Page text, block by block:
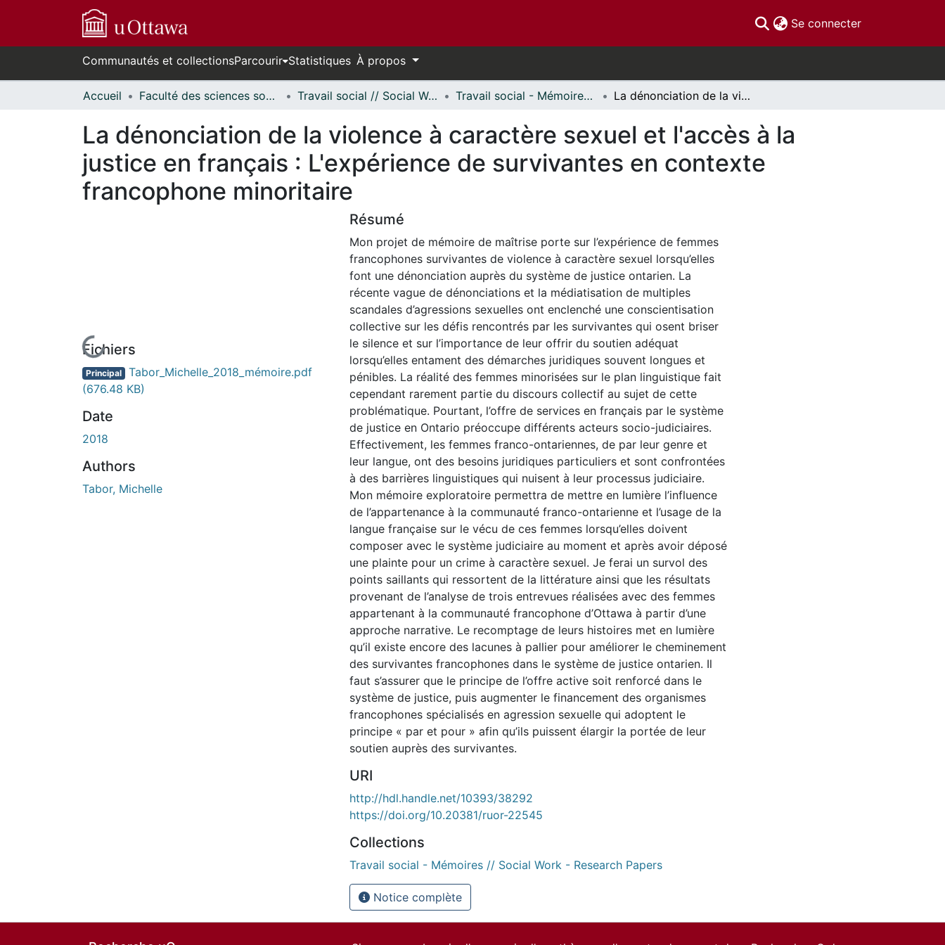
Se connecter(current)
Communautés et collectionsParcourir Statistiques À propos
Accueil Faculté des sciences sociales // Faculty of Social Sciences Travail social // Social Work Travail social - Mémoires // Social Work - Research Papers La dénonciation de la violence à caractère sexuel et l'accès à la justice en français : L'expérience de survivantes en contexte francophone minoritaire
La dénonciation de la violence à caractère sexuel et l'accès à la
justice en français : L'expérience de survivantes en contexte
francophone minoritaire
En cours de chargement...
Fichiers
Principal Tabor_Michelle_2018_mémoire.pdf
(676.48 KB)
Date
2018
Authors
Tabor, Michelle
Résumé
Mon projet de mémoire de maîtrise porte sur l’expérience de femmes
francophones survivantes de violence à caractère sexuel lorsqu’elles
font une dénonciation auprès du système de justice ontarien. La
récente vague de dénonciations et la médiatisation de multiples
scandales d’agressions sexuelles ont enclenché une conscientisation
collective sur les défis rencontrés par les survivantes qui osent briser
le silence et sur l’importance de leur offrir du soutien adéquat
lorsqu’elles entament des démarches juridiques souvent longues et
pénibles. La réalité des femmes minorisées sur le plan linguistique fait
cependant rarement partie du discours collectif au sujet de cette
problématique. Pourtant, l’offre de services en français par le système
de justice en Ontario préoccupe différents acteurs socio-judiciaires.
Effectivement, les femmes franco-ontariennes, de par leur genre et
leur langue, ont des besoins juridiques particuliers et sont confrontées
à des barrières linguistiques qui nuisent à leur processus judiciaire.
Mon mémoire exploratoire permettra de mettre en lumière l’influence
de l’appartenance à la communauté franco-ontarienne et l’usage de la
langue française sur le vécu de ces femmes lorsqu’elles doivent
composer avec le système judiciaire au moment et après avoir déposé
une plainte pour un crime à caractère sexuel. Je ferai un survol des
points saillants qui ressortent de la littérature ainsi que les résultats
provenant de l’analyse de trois entrevues réalisées avec des femmes
appartenant à la communauté francophone d’Ottawa à partir d’une
approche narrative. Le recomptage de leurs histoires met en lumière
qu’il existe encore des lacunes à pallier pour améliorer le cheminement
des survivantes francophones dans le système de justice ontarien. Il
faut s’assurer que le principe de l’offre active soit renforcé dans le
système de justice, puis augmenter le financement des organismes
francophones spécialisés en agression sexuelle qui adoptent le
principe « par et pour » afin qu’ils puissent élargir la portée de leur
soutien auprès des survivantes.
URI
http://hdl.handle.net/10393/38292
https://doi.org/10.20381/ruor-22545
Collections
Travail social - Mémoires // Social Work - Research Papers
Notice complète